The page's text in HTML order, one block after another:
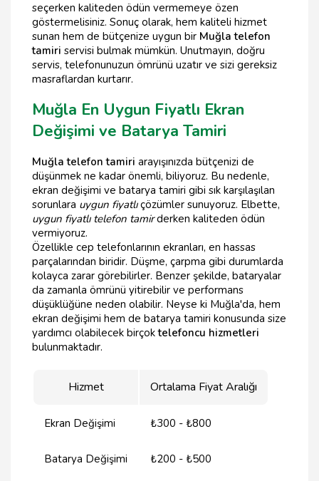
seçerken kaliteden ödün vermemeye özen
göstermelisiniz. Sonuç olarak, hem kaliteli hizmet
sunan hem de bütçenize uygun bir Muğla telefon
tamiri servisi bulmak mümkün. Unutmayın, doğru
servis, telefonunuzun ömrünü uzatır ve sizi gereksiz
masraflardan kurtarır.
Muğla En Uygun Fiyatlı Ekran
Değişimi ve Batarya Tamiri
Muğla telefon tamiri arayışınızda bütçenizi de
düşünmek ne kadar önemli, biliyoruz. Bu nedenle,
ekran değişimi ve batarya tamiri gibi sık karşılaşılan
sorunlara uygun fiyatlıçözümler sunuyoruz. Elbette,
uygun fiyatlı telefon tamirderken kaliteden ödün
vermiyoruz.
Özellikle cep telefonlarının ekranları, en hassas
parçalarından biridir. Düşme, çarpma gibi durumlarda
kolayca zarar görebilirler. Benzer şekilde, bataryalar
da zamanla ömrünü yitirebilir ve performans
düşüklüğüne neden olabilir. Neyse ki Muğla'da, hem
ekran değişimi hem de batarya tamiri konusunda size
yardımcı olabilecek birçoktelefoncu hizmetleri
bulunmaktadır.
Hizmet Ortalama Fiyat Aralığı
Ekran Değişimi ₺300 - ₺800
Batarya Değişimi ₺200 - ₺500